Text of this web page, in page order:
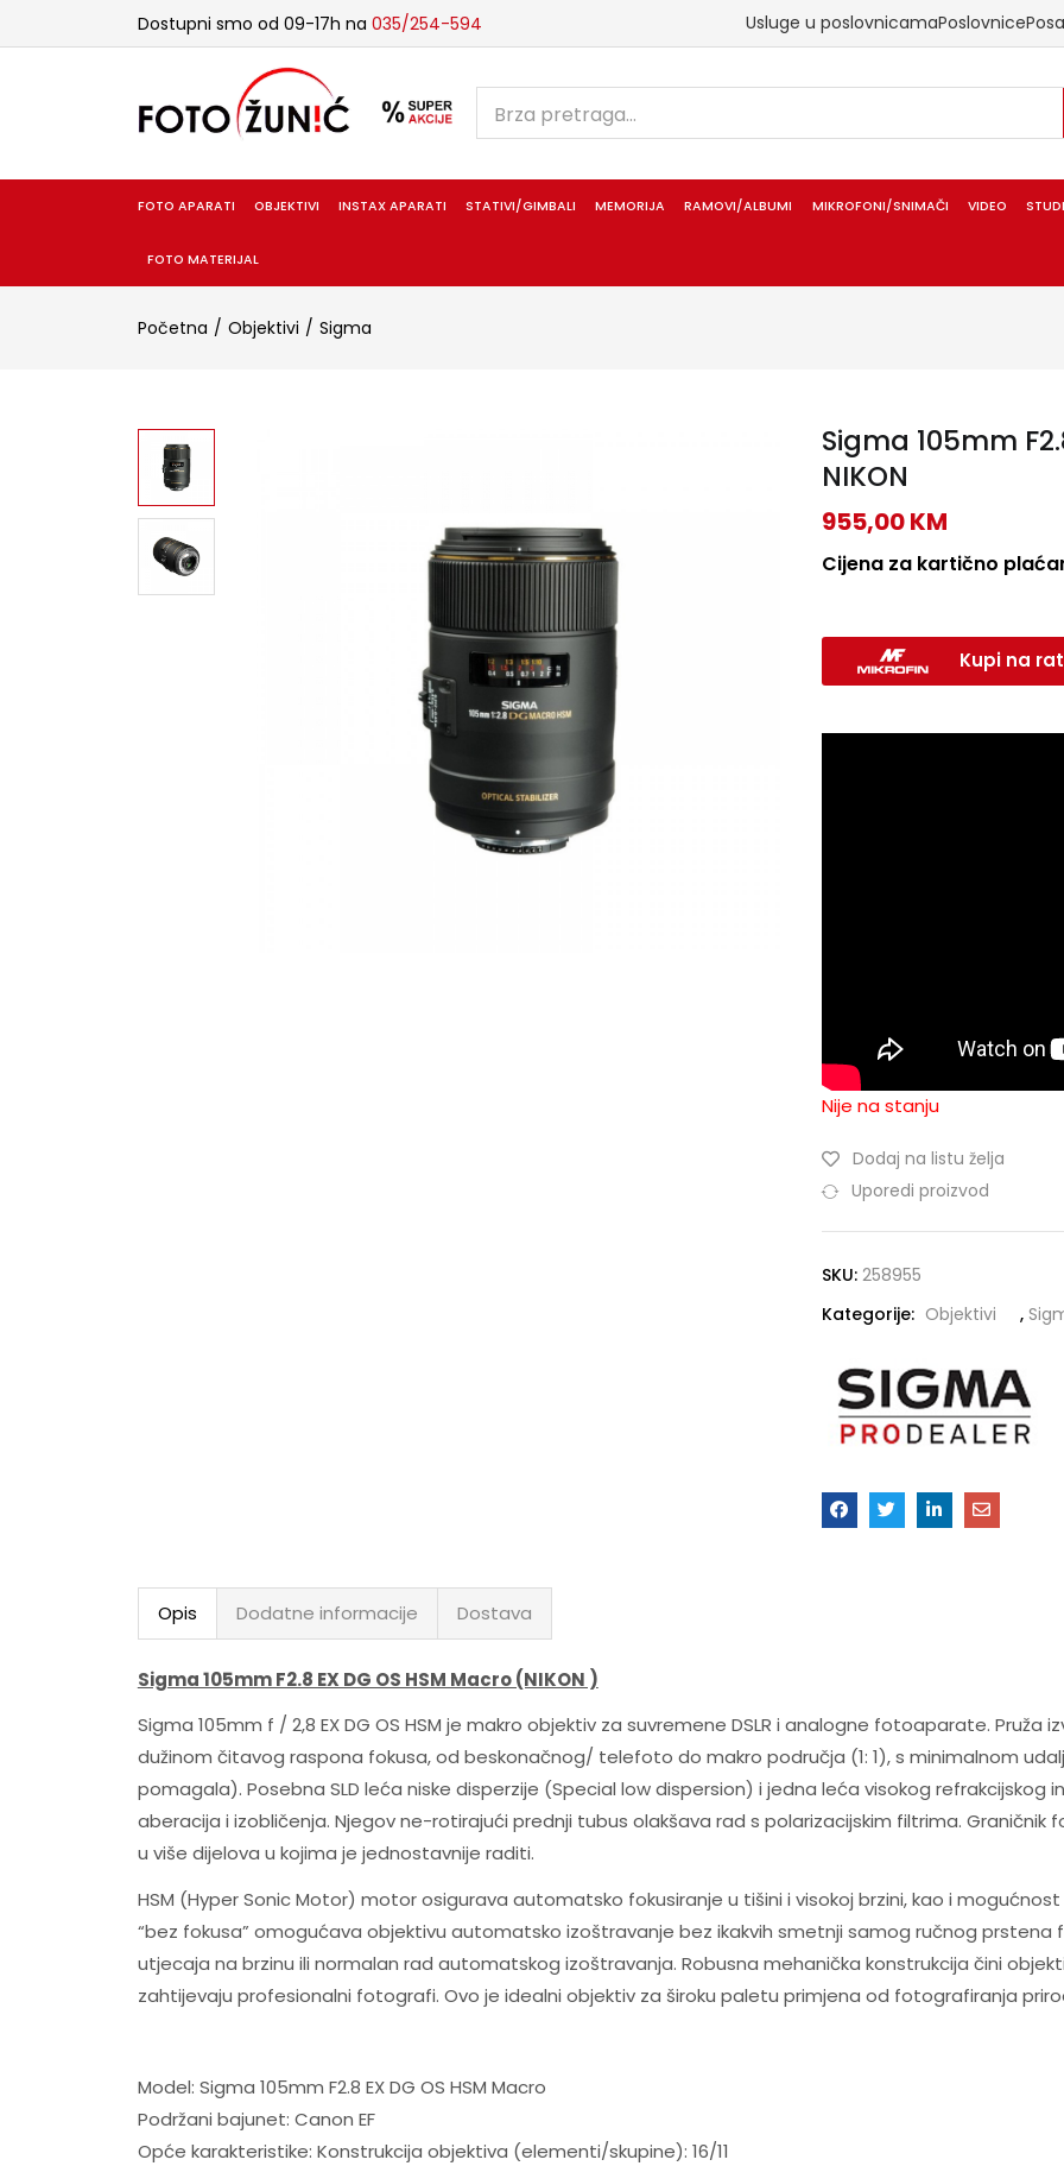
Dostupni smo od 09-17h na 035/254-594 Usluge u poslovnicamaPoslovnice
FOTO APARATI OBJEKTIVI INSTAX APARATI STATIVI/GIMBALI MEMORIJA RAMOVI/ALBUMI MIKROFONI/SNIMAČI VIDEO
FOTO MATERIJAL
Početna Objektivi Sigma
Sigma 105mm
NIKON
955,00KM
Cijena za kartično
Kupi na
Nije na stanju
Dodaj na listu želja
Uporedi proizvod
SKU: 258955
Kategorije: Objektivi ,
Opis Dodatne informacije Dostava
Sigma 105mm F2.8 EX DG OS HSM Macro (NIKON )
Sigma 105mm f / 2,8 EX DG OS HSM je makro objektiv za suvremene DSLR i analogne fotoaparate.
dužinom čitavog raspona fokusa, od beskonačnog/ telefoto do makro područja (1: 1), s minimalnom
pomagala). Posebna SLD leća niske disperzije (Special low dispersion) i jedna leća visokog refrakcijskog
aberacija i izobličenja. Njegov ne-rotirajući prednji tubus olakšava rad s polarizacijskim filtrima. Graničnik
u više dijelova u kojima je jednostavnije raditi.
HSM (Hyper Sonic Motor) motor osigurava automatsko fokusiranje u tišini i visokoj brzini, kao i
“bez fokusa” omogućava objektivu automatsko izoštravanje bez ikakvih smetnji samog ručnog prstena
utjecaja na brzinu ili normalan rad automatskog izoštravanja. Robusna mehanička konstrukcija čini
zahtijevaju profesionalni fotografi. Ovo je idealni objektiv za široku paletu primjena od fotografiranja
Model: Sigma 105mm F2.8 EX DG OS HSM Macro
Podržani bajunet: Canon EF
Opće karakteristike: Konstrukcija objektiva (elementi/skupine): 16/11